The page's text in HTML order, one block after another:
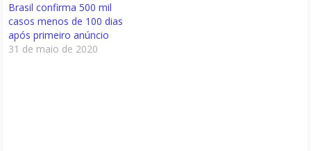
Brasil confirma 500 mil
casos menos de 100 dias
após primeiro anúncio
31 de maio de 2020